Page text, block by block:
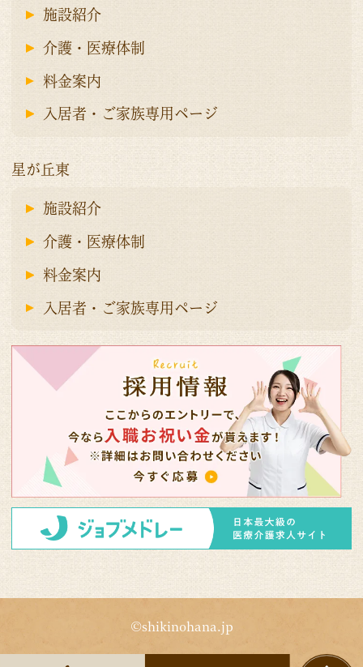
施設紹介
介護・医療体制
料金案内
入居者・ご家族専用ページ
星が丘東
施設紹介
介護・医療体制
料金案内
入居者・ご家族専用ページ
©shikinohana.jp